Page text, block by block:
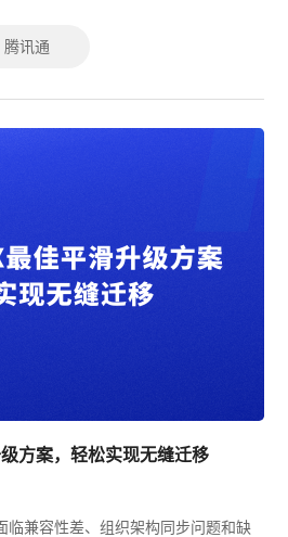
安全防...
腾讯通
方案，轻松实现无缝迁移
临兼容性差、组织架构同步问题和缺